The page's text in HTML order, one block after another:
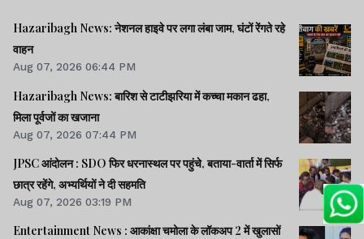
Hazaribagh News: नेशनल हाइवे पर लगा लंबा जाम, घंटों रेंगते रहे
वाहन
Aug 07, 2026 06:44 PM
Hazaribagh News: बारिश से टाटीझरिया में कच्चा मकान ढहा,
मिला पूर्वजों का खजाना
Aug 07, 2026 07:44 PM
JPSC आंदोलन : SDO फिर धरनास्थल पर पहुंचे, बताया-वार्ता में सिर्फ
छात्र रहेंगे, अभ्यर्थियों ने दी सहमति
Aug 07, 2026 03:19 PM
Entertainment News : आकांक्षा चमोला के लॉकअप 2 में खुलासों